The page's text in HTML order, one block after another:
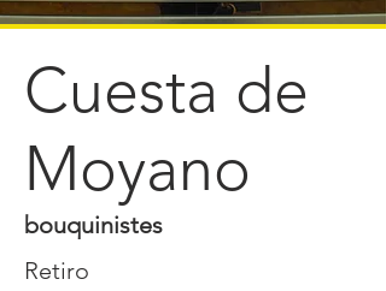
Cuesta de
Moyano
bouquinistes
Retiro